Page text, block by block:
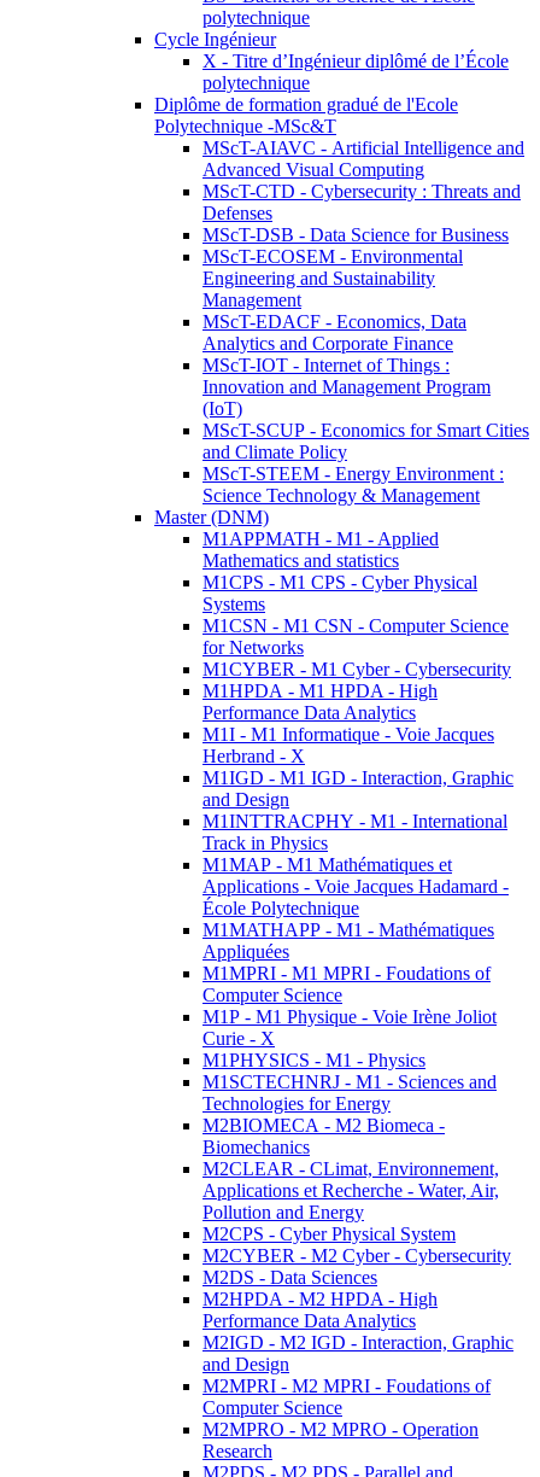
polytechnique
Cycle Ingénieur
X - Titre d’Ingénieur diplômé de l’École
polytechnique
Diplôme de formation gradué de l'Ecole
Polytechnique -MSc&T
MScT-AIAVC - Artificial Intelligence and
Advanced Visual Computing
MScT-CTD - Cybersecurity : Threats and
Defenses
MScT-DSB - Data Science for Business
MScT-ECOSEM - Environmental
Engineering and Sustainability
Management
MScT-EDACF - Economics, Data
Analytics and Corporate Finance
MScT-IOT - Internet of Things :
Innovation and Management Program
(IoT)
MScT-SCUP - Economics for Smart Cities
and Climate Policy
MScT-STEEM - Energy Environment :
Science Technology & Management
Master (DNM)
M1APPMATH - M1 - Applied
Mathematics and statistics
M1CPS - M1 CPS - Cyber Physical
Systems
M1CSN - M1 CSN - Computer Science
for Networks
M1CYBER - M1 Cyber - Cybersecurity
M1HPDA - M1 HPDA - High
Performance Data Analytics
M1I - M1 Informatique - Voie Jacques
Herbrand - X
M1IGD - M1 IGD - Interaction, Graphic
and Design
M1INTTRACPHY - M1 - International
Track in Physics
M1MAP - M1 Mathématiques et
Applications - Voie Jacques Hadamard -
École Polytechnique
M1MATHAPP - M1 - Mathématiques
Appliquées
M1MPRI - M1 MPRI - Foudations of
Computer Science
M1P - M1 Physique - Voie Irène Joliot
Curie - X
M1PHYSICS - M1 - Physics
M1SCTECHNRJ - M1 - Sciences and
Technologies for Energy
M2BIOMECA - M2 Biomeca -
Biomechanics
M2CLEAR - CLimat, Environnement,
Applications et Recherche - Water, Air,
Pollution and Energy
M2CPS - Cyber Physical System
M2CYBER - M2 Cyber - Cybersecurity
M2DS - Data Sciences
M2HPDA - M2 HPDA - High
Performance Data Analytics
M2IGD - M2 IGD - Interaction, Graphic
and Design
M2MPRI - M2 MPRI - Foudations of
Computer Science
M2MPRO - M2 MPRO - Operation
Research
M2PDS - M2 PDS - Parallel and